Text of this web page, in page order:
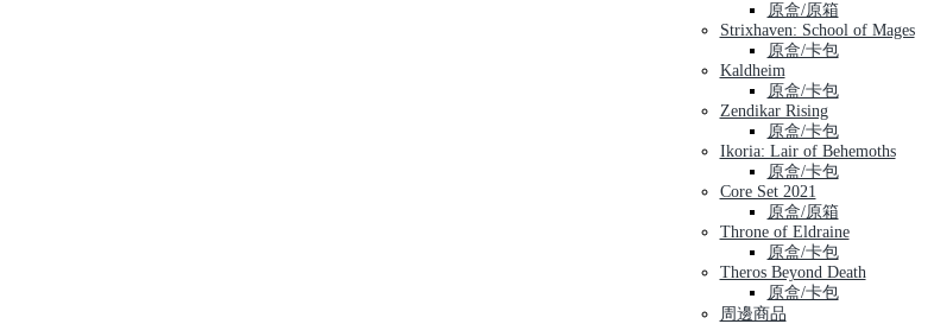
原盒/原箱
Strixhaven: School of Mages
原盒/卡包
Kaldheim
原盒/卡包
Zendikar Rising
原盒/卡包
Ikoria: Lair of Behemoths
原盒/卡包
Core Set 2021
原盒/原箱
Throne of Eldraine
原盒/卡包
Theros Beyond Death
原盒/卡包
周邊商品